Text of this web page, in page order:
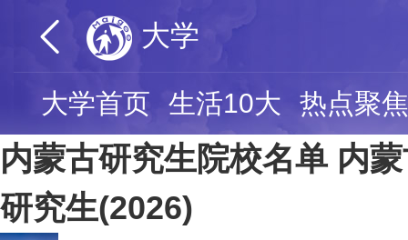
大学
大学首页 生活10大 热点聚焦
内蒙古研究生院校名单 内
研究生(2026)